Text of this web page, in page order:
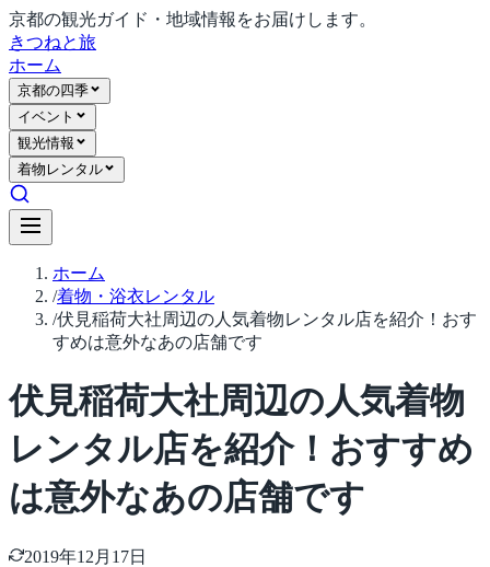
京都の観光ガイド・地域情報をお届けします。
きつねと旅
ホーム
京都の四季
イベント
観光情報
着物レンタル
ホーム
/着物・浴衣レンタル
/伏見稲荷大社周辺の人気着物レンタル店を紹介！おす
すめは意外なあの店舗です
伏見稲荷大社周辺の人気着物
レンタル店を紹介！おすすめ
は意外なあの店舗です
2019年12月17日